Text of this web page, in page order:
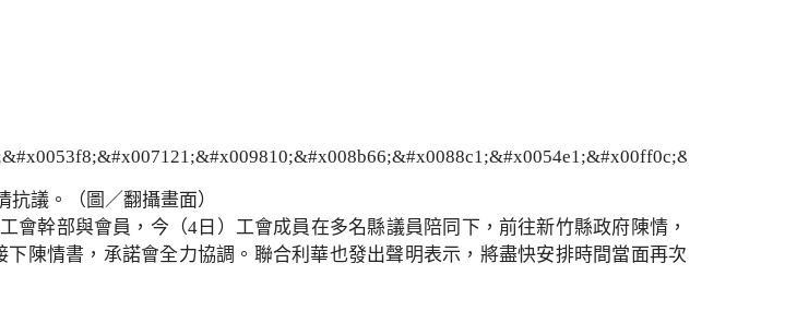
議。（圖／翻攝畫面）
會幹部與會員，今（4日）工會成員在多名縣議員陪同下，前往新竹縣政府陳情，
陳情書，承諾會全力協調。聯合利華也發出聲明表示，將盡快安排時間當面再次